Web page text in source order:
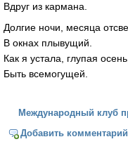
Вдруг из кармана.
Долгие ночи, месяца
В окнах плывущий.
Как я устала, глупая осень,
Быть всемогущей.
Международный клуб
Добавить комментарий